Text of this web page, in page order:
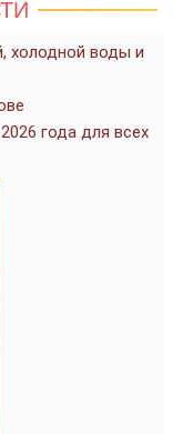
холодной воды и
года для всех